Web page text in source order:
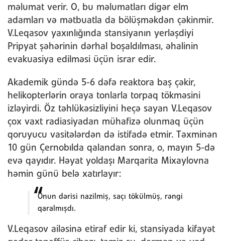
məlumat verir. O, bu məlumatları digər elm
adamları və mətbuatla da bölüşməkdən çəkinmir.
V.Leqasov yaxınlığında stansiyanın yerləşdiyi
Pripyat şəhərinin dərhal boşaldılması, əhalinin
evakuasiya edilməsi üçün israr edir.
Akademik gündə 5-6 dəfə reaktora baş çəkir,
helikopterlərin oraya tonlarla torpaq tökməsini
izləyirdi. Öz təhlükəsizliyini heçə sayan V.Leqasov
çox vaxt radiasiyadan mühafizə olunmaq üçün
qoruyucu vasitələrdən də istifadə etmir. Təxminən
10 gün Çernobılda qalandan sonra, o, mayın 5-də
evə qayıdır. Həyat yoldaşı Marqarita Mixaylovna
həmin günü belə xatırlayır:
Onun dərisi nazilmiş, saçı tökülmüş, rəngi
qaralmışdı.
V.Leqasov ailəsinə etiraf edir ki, stansiyada kifayət